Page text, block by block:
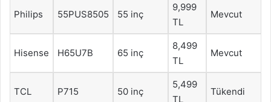
Philips 55PUS8505 55 inç
9,999
TL
Mevcut
Hisense H65U7B 65 inç
8,499
TL
Mevcut
TCL P715 50 inç
5,499
TL
Tükendi